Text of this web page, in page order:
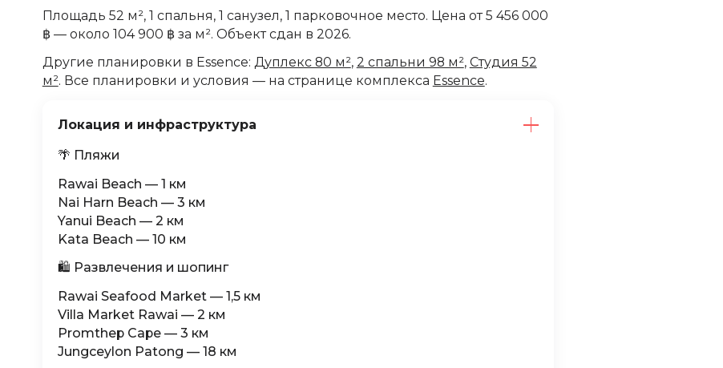
Площадь 52 м², 1 спальня, 1 санузел, 1 парковочное место. Цена от 5 456 000
฿ — около 104 900 ฿ за м². Объект сдан в 2026.
Другие планировки в Essence: Дуплекс 80 м², 2 спальни 98 м², Студия 52
м². Все планировки и условия — на странице комплекса Essence.
Локация и инфраструктура
🌴 Пляжи
Rawai Beach — 1 км
Nai Harn Beach — 3 км
Yanui Beach — 2 км
Kata Beach — 10 км
🛍 Развлечения и шопинг
Rawai Seafood Market — 1,5 км
Villa Market Rawai — 2 км
Promthep Cape — 3 км
Jungceylon Patong — 18 км